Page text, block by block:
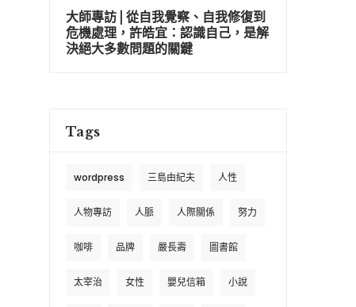
大師專訪 | 從自我覺察、自我修復到
危機處理，許皓宜：認識自己，是解
決絕大多數問題的關鍵
Tags
wordpress 三島由紀夫 人性
人物專訪 人脈 人際關係 努力
咖啡 品牌 嚴長壽 圖書館
太宰治 女性 嬰兒信箱 小說